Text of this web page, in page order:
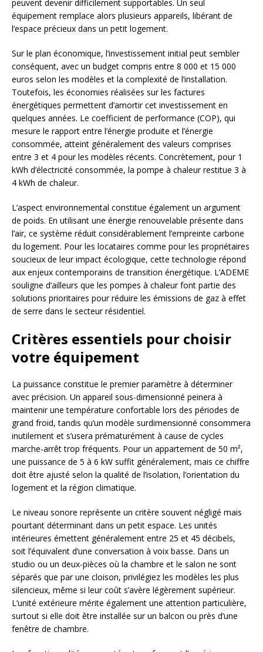
peuvent devenir difficilement supportables. Un seul
équipement remplace alors plusieurs appareils, libérant de
l’espace précieux dans un petit logement.
Sur le plan économique, l’investissement initial peut sembler
conséquent, avec un budget compris entre 8 000 et 15 000
euros selon les modèles et la complexité de l’installation.
Toutefois, les économies réalisées sur les factures
énergétiques permettent d’amortir cet investissement en
quelques années. Le coefficient de performance (COP), qui
mesure le rapport entre l’énergie produite et l’énergie
consommée, atteint généralement des valeurs comprises
entre 3 et 4 pour les modèles récents. Concrètement, pour 1
kWh d’électricité consommée, la pompe à chaleur restitue 3 à
4 kWh de chaleur.
L’aspect environnemental constitue également un argument
de poids. En utilisant une énergie renouvelable présente dans
l’air, ce système réduit considérablement l’empreinte carbone
du logement. Pour les locataires comme pour les propriétaires
soucieux de leur impact écologique, cette technologie répond
aux enjeux contemporains de transition énergétique. L’ADEME
souligne d’ailleurs que les pompes à chaleur font partie des
solutions prioritaires pour réduire les émissions de gaz à effet
de serre dans le secteur résidentiel.
Critères essentiels pour choisir
votre équipement
La puissance constitue le premier paramètre à déterminer
avec précision. Un appareil sous-dimensionné peinera à
maintenir une température confortable lors des périodes de
grand froid, tandis qu’un modèle surdimensionné consommera
inutilement et s’usera prématurément à cause de cycles
marche-arrêt trop fréquents. Pour un appartement de 50 m²,
une puissance de 5 à 6 kW suffit généralement, mais ce chiffre
doit être ajusté selon la qualité de l’isolation, l’orientation du
logement et la région climatique.
Le niveau sonore représente un critère souvent négligé mais
pourtant déterminant dans un petit espace. Les unités
intérieures émettent généralement entre 25 et 45 décibels,
soit l’équivalent d’une conversation à voix basse. Dans un
studio ou un deux-pièces où la chambre et le salon ne sont
séparés que par une cloison, privilégiez les modèles les plus
silencieux, même si leur coût s’avère légèrement supérieur.
L’unité extérieure mérite également une attention particulière,
surtout si elle doit être installée sur un balcon ou près d’une
fenêtre de chambre.